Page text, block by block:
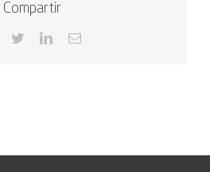
Compartir
Facebook
TwitterLinkedInCorreo